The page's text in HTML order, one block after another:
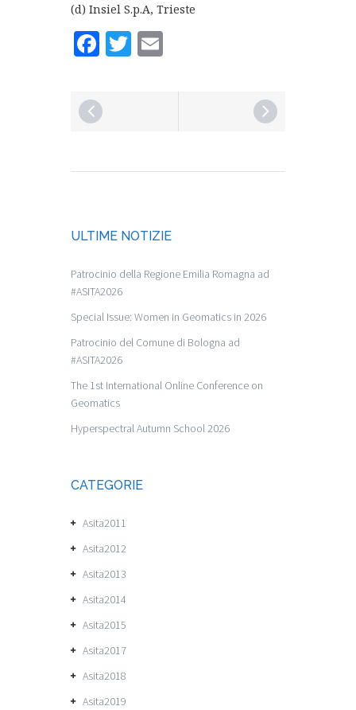
(d) Insiel S.p.A, Trieste
Facebook
Twitter
ULTIME NOTIZIE
Patrocinio della Regione Emilia Romagna ad
#ASITA2026
Special Issue: Women in Geomatics in 2026
Patrocinio del Comune di Bologna ad
#ASITA2026
The 1st International Online Conference on
Geomatics
Hyperspectral Autumn School 2026
CATEGORIE
Asita2011
Asita2012
Asita2013
Asita2014
Asita2015
Asita2017
Asita2018
Asita2019